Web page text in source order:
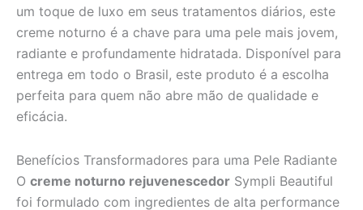
um toque de luxo em seus tratamentos diários, este
creme noturno é a chave para uma pele mais jovem,
radiante e profundamente hidratada. Disponível para
entrega em todo o Brasil, este produto é a escolha
perfeita para quem não abre mão de qualidade e
eficácia.
Benefícios Transformadores para uma Pele Radiante
O creme noturno rejuvenescedor Sympli Beautiful
foi formulado com ingredientes de alta performance